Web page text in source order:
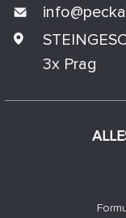
info@
3x Prag